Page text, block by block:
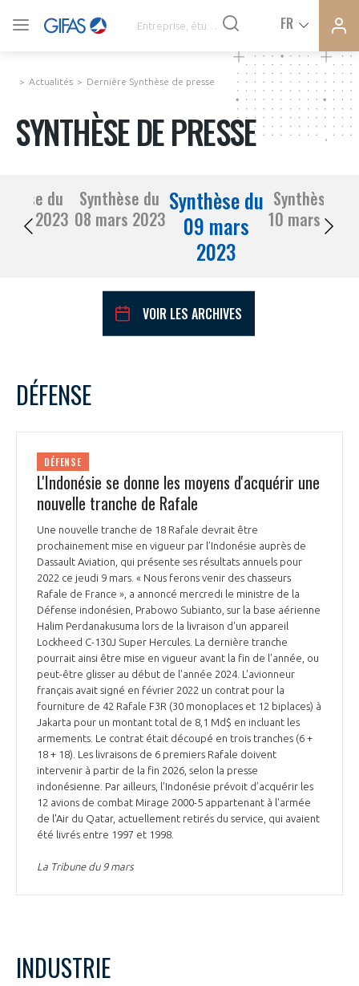
FR
SYNTHÈSE DE PRESSE
COMMUNIQUÉS DE PRESSE
PRÉSENTATION
NOTRE VISION
NOS MISSIONS
NOTRE HISTOIRE
ORGANISATION
LE CONSEIL DU GIFAS
L’ÉQUIPE DU GIFAS
NOS RÉSEAUX À L'INTERNATIONAL
FONCTIONNEMENT
GEADS
COMITÉ AERO PME
STARTAIR
COMMISSIONS ET COMITÉS
ACCOMPAGNEMENT DE NOS ADHÉRENTS
LES PROGRAMMES DU GIFAS
UN ÉCOSYSTÈME INTÉGRÉ ET COHÉRENT
POURQUOI DEVENIR MEMBRE ?
LA MÉDIATION
LA MÉDIATION DANS LA FILIÈRE AÉRONAUTIQUE ET SPATIALE
LE MÉDIATEUR DE LA FILIÈRE AÉRONAUTIQUE ET SPATIALE
MÉDIATION ET CHARTE D’ENGAGEMENT SUR LES RELATIONS ENTRE
CLIENTS ET FOURNISSEURS
PRENDRE CONTACT AVEC LE MÉDIATEUR DE LA FILIÈRE
LE SALON DU BOURGET
L'OBSERVATOIRE
CHIFFRES CLÉS
LES ENJEUX
EMPLOI & FORMATION
DOCUMENTS & BROCHURES
Actualités Dernière Synthèse de presse
SYNTHÈSE DE PRESSE
du
07 mars 2023
Synthèse du
08 mars 2023
Synthèse du
09 mars
2023
Synthèse du
10 mars 2023
VOIR LES ARCHIVES
1 2 3 4
5
17 18
21 23
DÉFENSE
DÉFENSE
L'Indonésie se donne les moyens d'acquérir une
nouvelle tranche de Rafale
Une nouvelle tranche de 18 Rafale devrait être
prochainement mise en vigueur par l’Indonésie auprès de
Dassault Aviation, qui présente ses résultats annuels pour
2022 ce jeudi 9 mars. « Nous ferons venir des chasseurs
Rafale de France », a annoncé mercredi le ministre de la
Défense indonésien, Prabowo Subianto, sur la base aérienne
Halim Perdanakusuma lors de la livraison d'un appareil
Lockheed C-130J Super Hercules. La dernière tranche
pourrait ainsi être mise en vigueur avant la fin de l'année, ou
peut-être glisser au début de l'année 2024. L'avionneur
français avait signé en février 2022 un contrat pour la
fourniture de 42 Rafale F3R (30 monoplaces et 12 biplaces) à
Jakarta pour un montant total de 8,1 Md$ en incluant les
armements. Le contrat était découpé en trois tranches (6 +
18 + 18). Les livraisons de 6 premiers Rafale doivent
intervenir à partir de la fin 2026, selon la presse
indonésienne. Par ailleurs, l’Indonésie prévoit d’acquérir les
12 avions de combat Mirage 2000-5 appartenant à l'armée
de l'Air du Qatar, actuellement retirés du service, qui avaient
été livrés entre 1997 et 1998.
La Tribune du 9 mars
INDUSTRIE
VOUS ÊTES ADHÉRENTS
PAS ENCORE ADHÉRENT ?
Rejoignez une filière d’excellence et développez
Découvrez les avantages d'adhérer au GIFAS.
Rencontres, salons, données sectorielles,
programmes ...
DEMANDE D’ADHÉSION
DEMANDE D’ADHÉSION
Avez-vous un statut de droit français ?